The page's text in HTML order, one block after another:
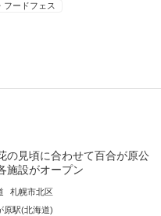
フードフェス
の見頃に合わせて百合が原公
施設がオープン
札幌市北区
原駅(北海道)